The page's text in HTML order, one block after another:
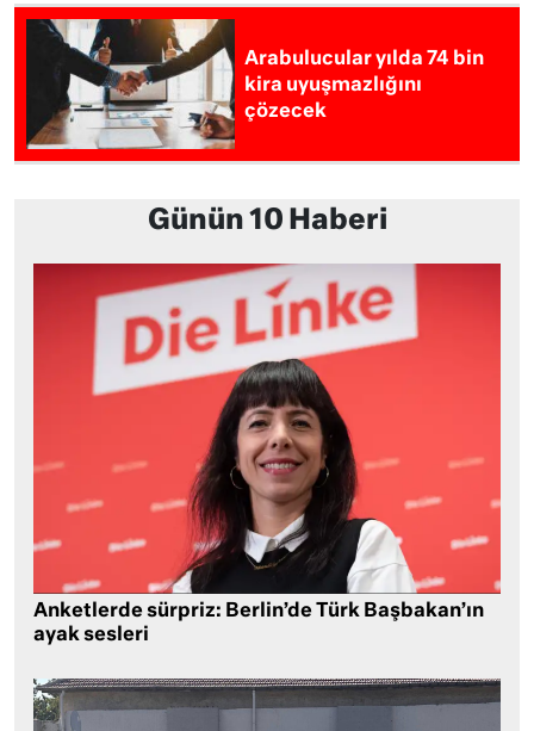
Arabulucular yılda 74 bin
kira uyuşmazlığını
çözecek
Günün 10 Haberi
Anketlerde sürpriz: Berlin’de Türk Başbakan’ın
ayak sesleri